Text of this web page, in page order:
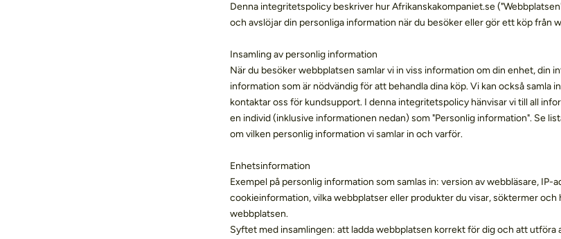
Denna integritetspolicy beskriver hur Afrikanskakompaniet.se
och avslöjar din personliga information när du besöker eller gör ett köp från
Insamling av personlig information
När du besöker webbplatsen samlar vi in ​​viss information om din enhet, din
information som är nödvändig för att behandla dina köp. Vi kan också samla
kontaktar oss för kundsupport. I denna integritetspolicy hänvisar vi till all
en individ (inklusive informationen nedan) som "Personlig information". Se
om vilken personlig information vi samlar in och varför.
Enhetsinformation
Exempel på personlig information som samlas in: version av webbläsare, IP-
cookieinformation, vilka webbplatser eller produkter du visar, söktermer och
webbplatsen.
Syftet med insamlingen: att ladda webbplatsen korrekt för dig och att utföra